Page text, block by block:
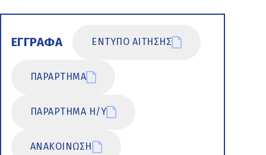
ΕΓΓΡΑΦΑ ΕΝΤΥΠΟ ΑΙΤΗΣΗΣ
ΠΑΡΑΡΤΗΜΑ
ΠΑΡΑΡΤΗΜΑ Η/Υ
ΑΝΑΚΟΙΝΩΣΗ